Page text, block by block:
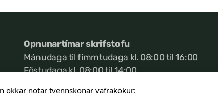
Opnunartímar skrifstofu
Mánudaga til fimmtudaga kl. 08:00 til 16:00
Föstudaga kl. 08:00 til 14:00
okkar notar tvennskonar vafrakökur: